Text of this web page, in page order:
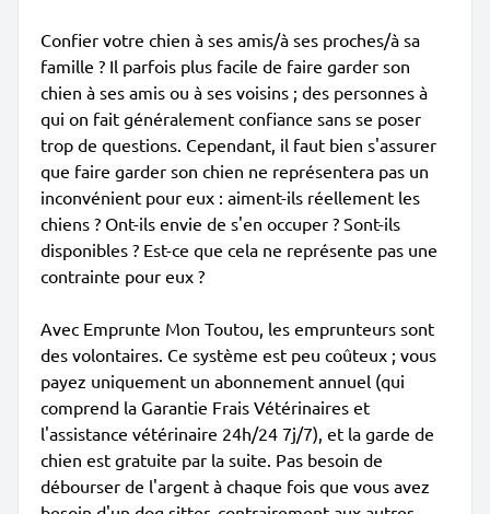
Confier votre chien à ses amis/à ses proches/à sa
famille ? Il parfois plus facile de faire garder son
chien à ses amis ou à ses voisins ; des personnes à
qui on fait généralement confiance sans se poser
trop de questions. Cependant, il faut bien s'assurer
que faire garder son chien ne représentera pas un
inconvénient pour eux : aiment-ils réellement les
chiens ? Ont-ils envie de s'en occuper ? Sont-ils
disponibles ? Est-ce que cela ne représente pas une
contrainte pour eux ?
Avec Emprunte Mon Toutou, les emprunteurs sont
des volontaires. Ce système est peu coûteux ; vous
payez uniquement un abonnement annuel (qui
comprend la Garantie Frais Vétérinaires et
l'assistance vétérinaire 24h/24 7j/7), et la garde de
chien est gratuite par la suite. Pas besoin de
débourser de l'argent à chaque fois que vous avez